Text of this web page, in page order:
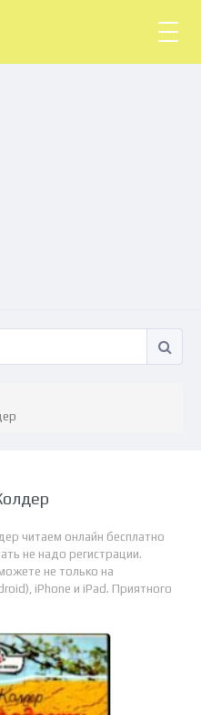
читаем онлайн бесплатно
не надо регистрации.
не только на
iPhone и iPad. Приятного